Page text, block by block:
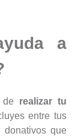
a
de realizar tu
entre tus
que